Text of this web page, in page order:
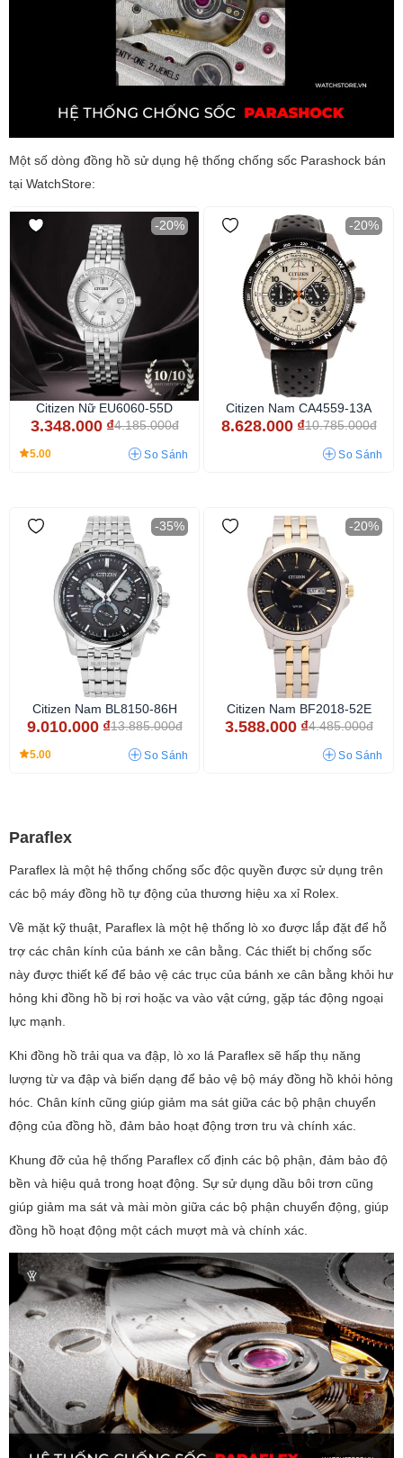
Một số dòng đồng hồ sử dụng hệ thống chống sốc Parashock bán
tại WatchStore:
-20%
Citizen Nữ EU6060-55D
3.348.000 ₫4.185.000đ
5.00 So Sánh
-20%
Citizen Nam CA4559-13A
8.628.000 ₫10.785.000đ
So Sánh
-35%
Citizen Nam BL8150-86H
9.010.000 ₫13.885.000đ
5.00 So Sánh
-20%
Citizen Nam BF2018-52E
3.588.000 ₫4.485.000đ
So Sánh
Paraflex
Paraflex là một hệ thống chống sốc độc quyền được sử dụng trên
các bộ máy đồng hồ tự động của thương hiệu xa xỉ Rolex.
Về mặt kỹ thuật, Paraflex là một hệ thống lò xo được lắp đặt để hỗ
trợ các chân kính của bánh xe cân bằng. Các thiết bị chống sốc
này được thiết kế để bảo vệ các trục của bánh xe cân bằng khỏi hư
hỏng khi đồng hồ bị rơi hoặc va vào vật cứng, gặp tác động ngoại
lực mạnh.
Khi đồng hồ trải qua va đập, lò xo lá Paraflex sẽ hấp thụ năng
lượng từ va đập và biến dạng để bảo vệ bộ máy đồng hồ khỏi hỏng
hóc. Chân kính cũng giúp giảm ma sát giữa các bộ phận chuyển
động của đồng hồ, đảm bảo hoạt động trơn tru và chính xác.
Khung đỡ của hệ thống Paraflex cố định các bộ phận, đảm bảo độ
bền và hiệu quả trong hoạt động. Sự sử dụng dầu bôi trơn cũng
giúp giảm ma sát và mài mòn giữa các bộ phận chuyển động, giúp
đồng hồ hoạt động một cách mượt mà và chính xác.